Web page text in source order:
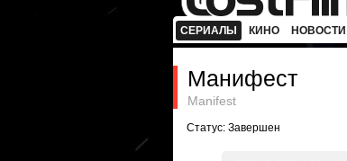
СЕРИАЛЫ КИНО НОВОСТИ
Манифест
Manifest
Статус: Завершен